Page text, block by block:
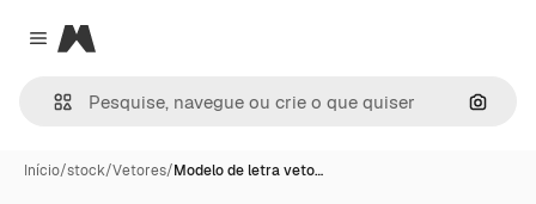
Close menu
Magnific
Início/stock/Vetores/Modelo de letra veto…